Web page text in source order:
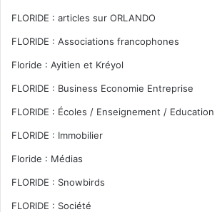
FLORIDE : articles sur ORLANDO
FLORIDE : Associations francophones
Floride : Ayitien et Kréyol
FLORIDE : Business Economie Entreprise
FLORIDE : Écoles / Enseignement / Education
FLORIDE : Immobilier
Floride : Médias
FLORIDE : Snowbirds
FLORIDE : Société